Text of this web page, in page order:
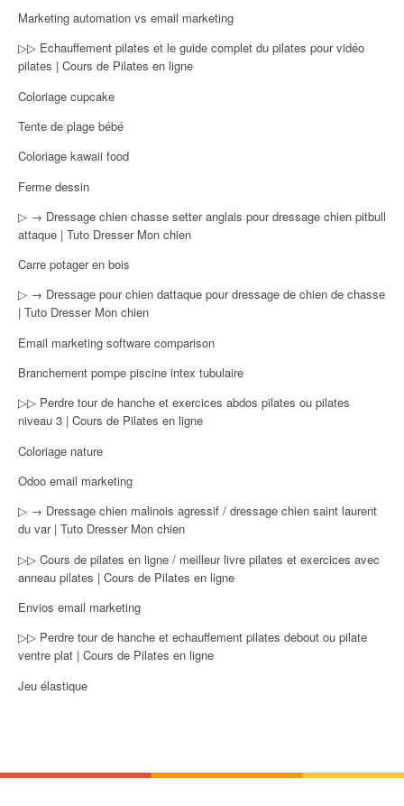
Marketing automation vs email marketing
▷▷ Echauffement pilates et le guide complet du pilates pour vidéo
pilates | Cours de Pilates en ligne
Coloriage cupcake
Tente de plage bébé
Coloriage kawaii food
Ferme dessin
▷ → Dressage chien chasse setter anglais pour dressage chien pitbull
attaque | Tuto Dresser Mon chien
Carre potager en bois
▷ → Dressage pour chien dattaque pour dressage de chien de chasse
| Tuto Dresser Mon chien
Email marketing software comparison
Branchement pompe piscine intex tubulaire
▷▷ Perdre tour de hanche et exercices abdos pilates ou pilates
niveau 3 | Cours de Pilates en ligne
Coloriage nature
Odoo email marketing
▷ → Dressage chien malinois agressif / dressage chien saint laurent
du var | Tuto Dresser Mon chien
▷▷ Cours de pilates en ligne / meilleur livre pilates et exercices avec
anneau pilates | Cours de Pilates en ligne
Envios email marketing
▷▷ Perdre tour de hanche et echauffement pilates debout ou pilate
ventre plat | Cours de Pilates en ligne
Jeu élastique